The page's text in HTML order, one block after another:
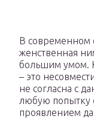
В современном
женственная
большим умом.
– это
не согласна с
любую попытку
проявлением